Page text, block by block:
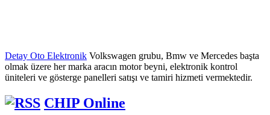
Detay Oto Elektronik Volkswagen grubu, Bmw ve Mercedes başta
olmak üzere her marka aracın motor beyni, elektronik kontrol
üniteleri ve gösterge panelleri satışı ve tamiri hizmeti vermektedir.
CHIP Online